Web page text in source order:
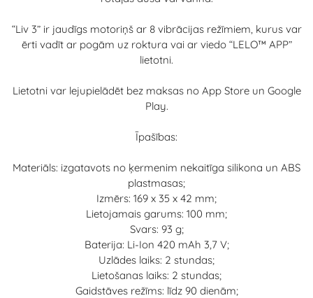
“Liv 3” ir jaudīgs motoriņš ar 8 vibrācijas režīmiem, kurus var
ērti vadīt ar pogām uz roktura vai ar viedo “LELO™ APP”
lietotni.
Lietotni var lejupielādēt bez maksas no App Store un Google
Play.
Īpašības:
Materiāls: izgatavots no ķermenim nekaitīga silikona un ABS
plastmasas;
Izmērs: 169 x 35 x 42 mm;
Lietojamais garums: 100 mm;
Svars: 93 g;
Baterija: Li-Ion 420 mAh 3,7 V;
Uzlādes laiks: 2 stundas;
Lietošanas laiks: 2 stundas;
Gaidstāves režīms: līdz 90 dienām;